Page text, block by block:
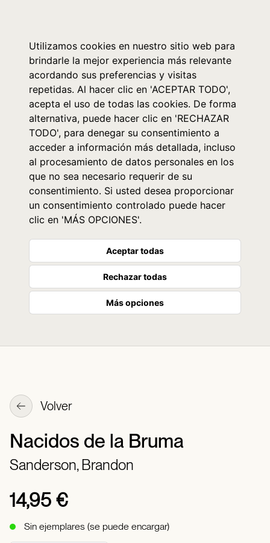
Utilizamos cookies en nuestro sitio web para
brindarle la mejor experiencia más relevante
acordando sus preferencias y visitas
repetidas. Al hacer clic en 'ACEPTAR TODO',
acepta el uso de todas las cookies. De forma
alternativa, puede hacer clic en 'RECHAZAR
TODO', para denegar su consentimiento a
acceder a información más detallada, incluso
al procesamiento de datos personales en los
que no sea necesario requerir de su
consentimiento. Si usted desea proporcionar
un consentimiento controlado puede hacer
clic en 'MÁS OPCIONES'.
Aceptar todas
Rechazar todas
Más opciones
Volver
Nacidos de la Bruma
Sanderson, Brandon
14,95 €
Sin ejemplares (se puede encargar)